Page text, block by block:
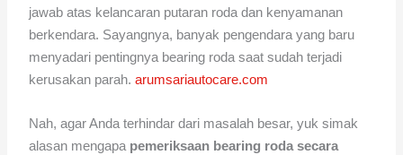
jawab atas kelancaran putaran roda dan kenyamanan
berkendara. Sayangnya, banyak pengendara yang baru
menyadari pentingnya bearing roda saat sudah terjadi
kerusakan parah.arumsariautocare.com
Nah, agar Anda terhindar dari masalah besar, yuk simak
alasan mengapa pemeriksaan bearing roda secara